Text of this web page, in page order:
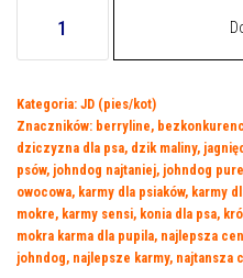
JOHNDOG
BerryLine
Wołowina
z
Królikiem
i
jeżynami
400g
Kategoria: JD (pies/kot)
Znaczników: berryline,
dziczyzna dla psa, dzik maliny,
psów, johndog najtaniej, johndog pure
owocowa, karmy dla psiaków, karmy
mokre, karmy sensi, konia dla psa,
mokra karma dla pupila, najlepsza
johndog, najlepsze karmy, najtansza